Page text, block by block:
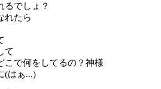
るでしょ？
れたら
て
こで何をしてるの？神様
(はぁ...)